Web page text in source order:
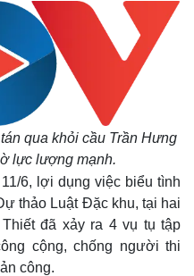
qua khỏi cầu Trần Hưng
lực lượng mạnh.
6, lợi dụng việc biểu tình
thảo Luật Đặc khu, tại hai
đã xảy ra 4 vụ tụ tập
cộng, chống người thi
công.